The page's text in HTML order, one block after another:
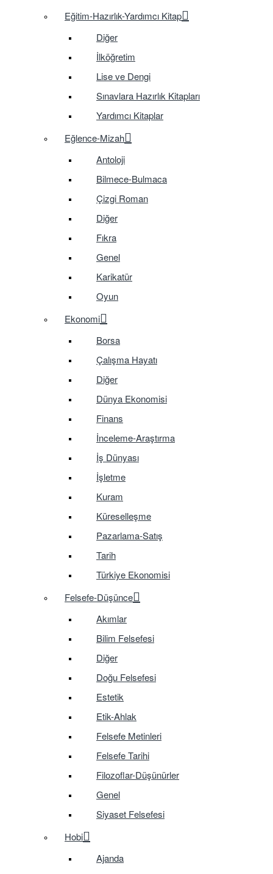
Eğitim-Hazırlık-Yardımcı Kitap
Diğer
İlköğretim
Lise ve Dengi
Sınavlara Hazırlık Kitapları
Yardımcı Kitaplar
Eğlence-Mizah
Antoloji
Bilmece-Bulmaca
Çizgi Roman
Diğer
Fıkra
Genel
Karikatür
Oyun
Ekonomi
Borsa
Çalışma Hayatı
Diğer
Dünya Ekonomisi
Finans
İnceleme-Araştırma
İş Dünyası
İşletme
Kuram
Küreselleşme
Pazarlama-Satış
Tarih
Türkiye Ekonomisi
Felsefe-Düşünce
Akımlar
Bilim Felsefesi
Diğer
Doğu Felsefesi
Estetik
Etik-Ahlak
Felsefe Metinleri
Felsefe Tarihi
Filozoflar-Düşünürler
Genel
Siyaset Felsefesi
Hobi
Ajanda